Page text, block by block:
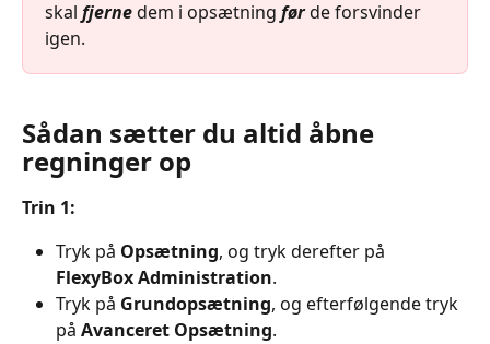
skal fjerne dem i opsætning før de forsvinder
igen.
Sådan sætter du altid åbne
regninger op
Trin 1:
Tryk på Opsætning, og tryk derefter på
FlexyBox Administration.
Tryk på Grundopsætning, og efterfølgende tryk
på Avanceret Opsætning.